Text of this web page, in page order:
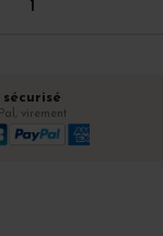
sécurisé
virement